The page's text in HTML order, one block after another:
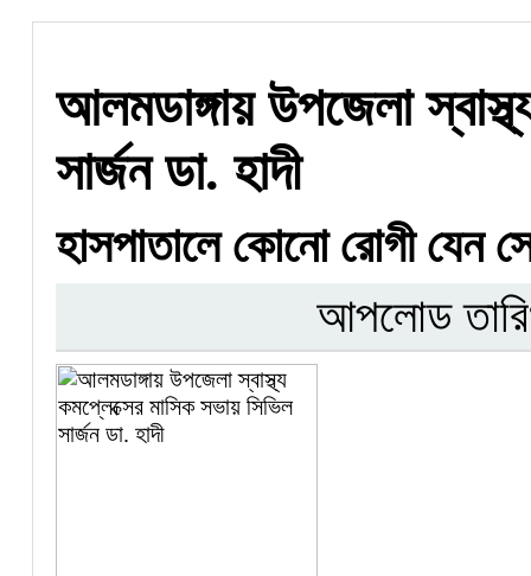
আলমডাঙ্গায় উপজেলা
সার্জন ডা. হাদী
হাসপাতালে কোনো রোগী যেন
আপলোড